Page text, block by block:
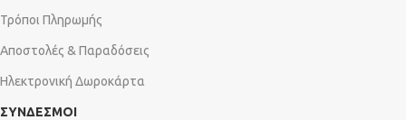
Τρόποι Πληρωμής
Αποστολές & Παραδόσεις
Ηλεκτρονική Δωροκάρτα
ΣΥΝΔΕΣΜΟΙ